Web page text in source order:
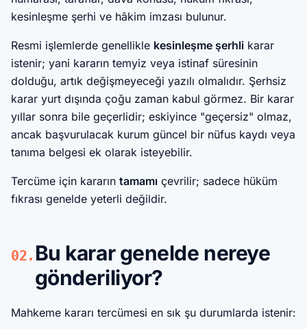
kesinleşme şerhi ve hâkim imzası bulunur.
Resmi işlemlerde genellikle kesinleşme şerhli karar
istenir; yani kararın temyiz veya istinaf süresinin
dolduğu, artık değişmeyeceği yazılı olmalıdır. Şerhsiz
karar yurt dışında çoğu zaman kabul görmez. Bir karar
yıllar sonra bile geçerlidir; eskiyince "geçersiz" olmaz,
ancak başvurulacak kurum güncel bir nüfus kaydı veya
tanıma belgesi ek olarak isteyebilir.
Tercüme için kararın tamamı çevrilir; sadece hüküm
fıkrası genelde yeterli değildir.
02. Bu karar genelde nereye
gönderiliyor?
Mahkeme kararı tercümesi en sık şu durumlarda istenir: